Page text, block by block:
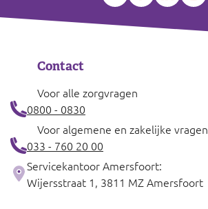
Contact
Voor alle zorgvragen
0800 - 0830
Voor algemene en zakelijke vragen
033 - 760 20 00
Servicekantoor Amersfoort:
Wijersstraat 1, 3811 MZ Amersfoort